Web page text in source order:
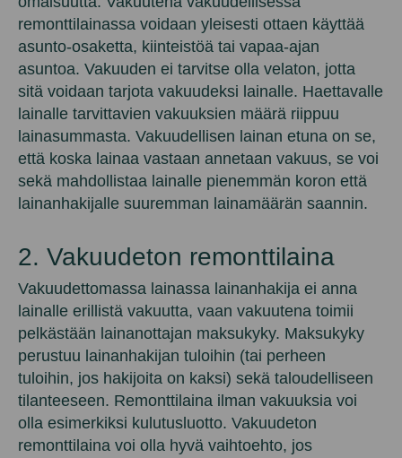
remonttilainassa voidaan yleisesti ottaen käyttää
asunto-osaketta, kiinteistöä tai vapaa-ajan
asuntoa. Vakuuden ei tarvitse olla velaton, jotta
sitä voidaan tarjota vakuudeksi lainalle. Haettavalle
lainalle tarvittavien vakuuksien määrä riippuu
lainasummasta. Vakuudellisen lainan etuna on se,
että koska lainaa vastaan annetaan vakuus, se voi
sekä mahdollistaa lainalle pienemmän koron että
lainanhakijalle suuremman lainamäärän saannin.
2. Vakuudeton remonttilaina
Vakuudettomassa lainassa lainanhakija ei anna
lainalle erillistä vakuutta, vaan vakuutena toimii
pelkästään lainanottajan maksukyky. Maksukyky
perustuu lainanhakijan tuloihin (tai perheen
tuloihin, jos hakijoita on kaksi) sekä taloudelliseen
tilanteeseen. Remonttilaina ilman vakuuksia voi
olla esimerkiksi kulutusluotto. Vakuudeton
remonttilaina voi olla hyvä vaihtoehto, jos